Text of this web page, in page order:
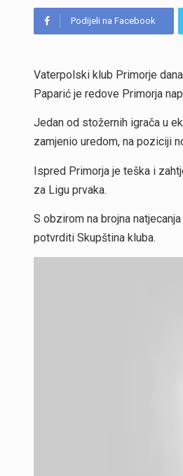
Podijeli na Facebook
Vaterpolski klub Primorje
Paparić je redove Primorja
Jedan od stožernih igrača u
zamjenio uredom, na poziciji
Ispred Primorja je teška i
za Ligu prvaka.
S obzirom na brojna
potvrditi Skupština kluba.